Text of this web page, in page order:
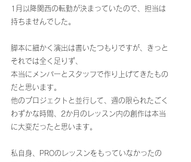
1月以降関西の転勤が決まっていたので、担当は
持ちませんでした。
脚本に細かく演出は書いたつもりですが、きっと
それでは全く足りず、
本当にメンバーとスタッフで作り上げてきたもの
だと思います。
他のプロジェクトと並行して、週の限られたごく
わずかな時間、2か月のレッスン内の創作は本当
に大変だったと思います。
私自身、PROのレッスンをもっていなかったの